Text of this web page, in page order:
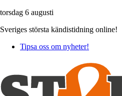
torsdag 6 augusti
Sveriges största kändistidning online!
Tipsa oss om nyheter!